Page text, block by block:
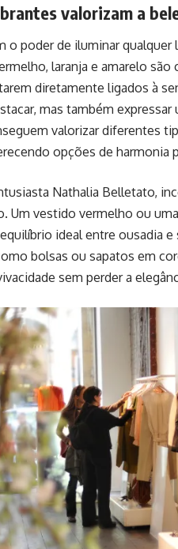
valorizam a
o poder de iluminar qualquer
laranja e amarelo
diretamente ligados à
mas também
valorizar diferentes
opções de harmonia
Nathalia Belletato,
Um vestido vermelho ou
ideal entre ousadia
bolsas ou sapatos em
sem perder a